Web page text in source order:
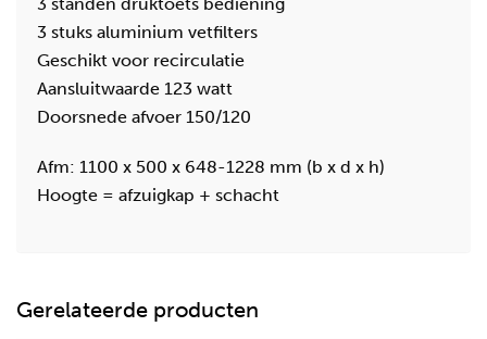
3 stuks aluminium vetfilters
Geschikt voor recirculatie
Aansluitwaarde 123 watt
Doorsnede afvoer 150/120
Afm: 1100 x 500 x 648-1228 mm (b x d x h)
Hoogte = afzuigkap + schacht
Gerelateerde producten